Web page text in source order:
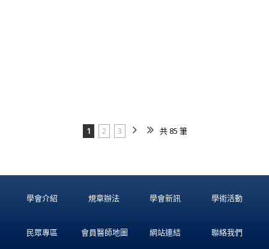
1 2 3 共 85 筆
學會介紹 規章辦法 學會新訊 學術活動
民眾專區 會員醫師地圖 網站連結 聯絡我們